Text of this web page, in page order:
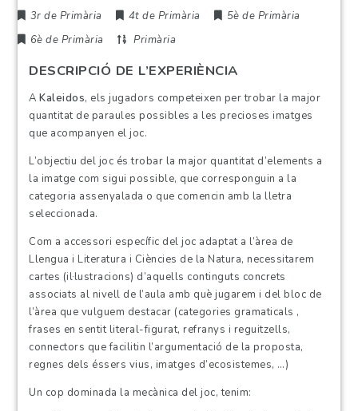
3r de Primària 4t de Primària
5è de Primària
6è de Primària
Primària
DESCRIPCIÓ DE L’EXPERIÈNCIA
AKaleidos, els jugadors competeixen per trobar la major
quantitat de paraules possibles a les precioses imatges
que acompanyen el joc.
L’objectiu del joc és trobar la major quantitat d’elements a
la imatge com sigui possible, que corresponguin a la
categoria assenyalada o que comencin amb la lletra
seleccionada.
Com a accessori específic del joc adaptat a l’àrea de
Llengua i Literatura i Ciències de la Natura, necessitarem
cartes (il·lustracions) d’aquells continguts concrets
associats al nivell de l’aula amb què jugarem i del bloc de
l’àrea que vulguem destacar (categories gramaticals ,
frases en sentit literal-figurat, refranys i reguitzells,
connectors que facilitin l’argumentació de la proposta,
regnes dels éssers vius, imatges d’ecosistemes, …)
Un cop dominada la mecànica del joc, tenim: